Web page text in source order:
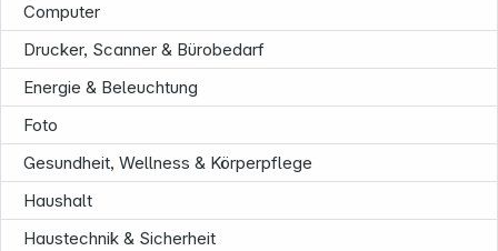
Computer
Drucker, Scanner & Bürobedarf
Energie & Beleuchtung
Foto
Gesundheit, Wellness & Körperpflege
Haushalt
Haustechnik & Sicherheit